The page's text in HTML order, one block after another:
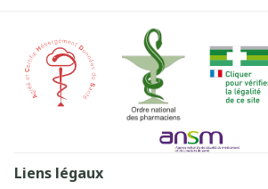
Liens légaux